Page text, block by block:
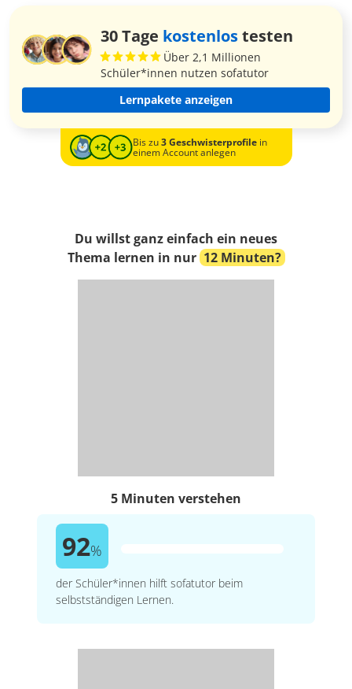
30 Tage kostenlostesten
Über 2,1 Millionen
Schüler*innen nutzen sofatutor
Lernpakete anzeigen
Bis zu3 Geschwisterprofilein
einem Account anlegen
Du willst ganz einfach ein neues
Thema lernen in nur 12 Minuten?
5 Minuten verstehen
92%
der Schüler*innen hilft sofatutor beim
selbstständigen Lernen.